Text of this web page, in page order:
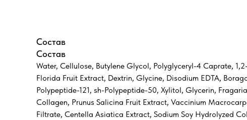
Состав
Состав
Water, Cellulose, Butylene Glycol, Polyglyceryl-4 Caprate,
Florida Fruit Extract, Dextrin, Glycine, Disodium EDTA,
Polypeptide-121, sh-Polypeptide-50, Xylitol, Glycerin,
Collagen, Prunus Salicina Fruit Extract, Vaccinium
Filtrate, Centella Asiatica Extract, Sodium Soy Hydrolyzed